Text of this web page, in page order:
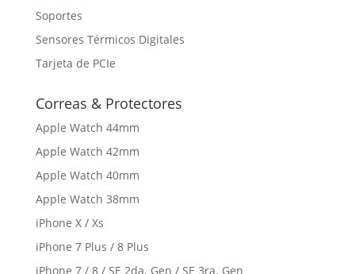
Soportes
Sensores Térmicos Digitales
Tarjeta de PCIe
Correas & Protectores
Apple Watch 44mm
Apple Watch 42mm
Apple Watch 40mm
Apple Watch 38mm
iPhone X / Xs
iPhone 7 Plus / 8 Plus
iPhone 7 / 8 / SE 2da. Gen / SE 3ra. Gen